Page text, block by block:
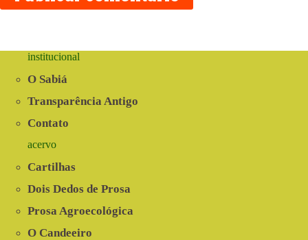
institucional
O Sabiá
Transparência Antigo
Contato
acervo
Cartilhas
Dois Dedos de Prosa
Prosa Agroecológica
O Candeeiro